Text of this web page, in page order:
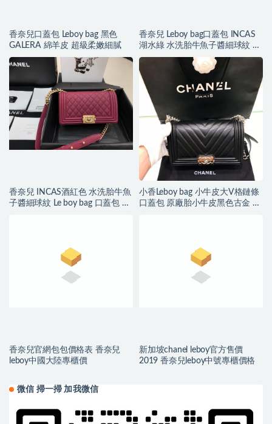
香奈兒口蓋包 Leboy bag 黑色
GALERA 綿羊皮 超級柔嫩細膩
香奈兒 Leboy bag口蓋包 INCAS
湖水綠 水洗胎牛魚子醬細球紋 復
古沙金
香奈兒 INCAS酒紅色 水洗胎牛魚
子醬細球紋 Le boy bag 口蓋包 復
小香Leboy bag 小牛皮大V格鏈條
口蓋包 原廠胎小牛皮黑色古金 亮
香奈兒官網包包價格表 香奈兒
leboy中國大陸專櫃價
新加坡chanel leboy官方售價
2019 香奈兒leboy中號專櫃價格
微信 掃一掃 加我微信